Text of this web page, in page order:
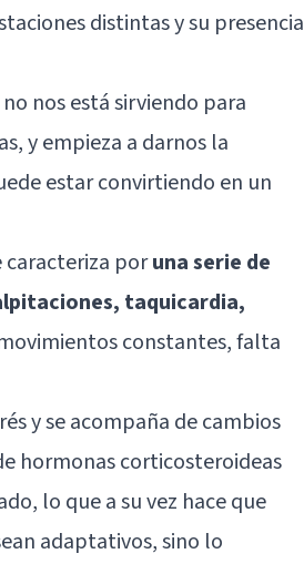
distintas y su presencia
nos está sirviendo para
y empieza a darnos la
estar convirtiendo en un
caracteriza poruna serie de
taquicardia,
constantes, falta
y se acompaña de cambios
hormonas corticosteroideas
lo que a su vez hace que
adaptativos, sino lo